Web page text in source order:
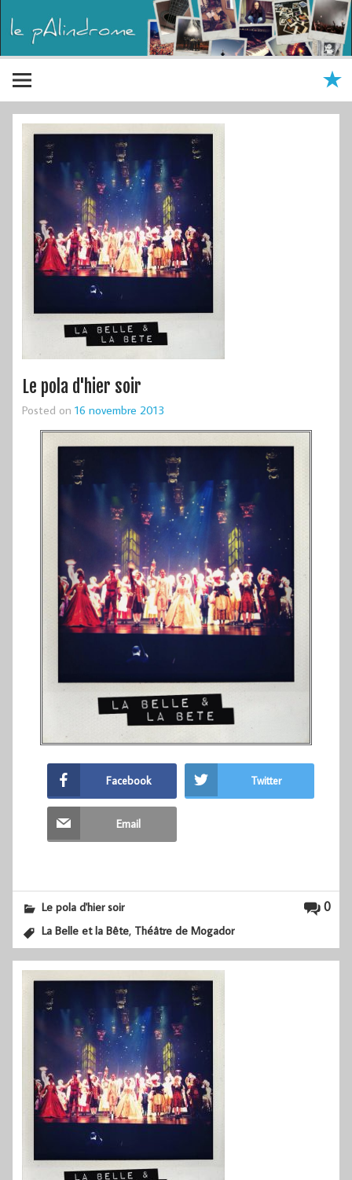
Le pola d'hier soir
Posted on 16 novembre 2013
Facebook Twitter
Email
0
Le pola d'hier soir
La Belle et la Bête, Théâtre de Mogador